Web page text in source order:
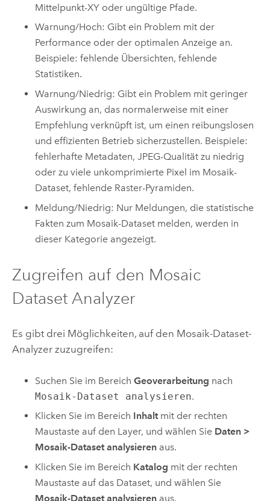
Mittelpunkt-XY oder ungültige Pfade.
Warnung/Hoch: Gibt ein Problem mit der
Performance oder der optimalen Anzeige an.
Beispiele: fehlende Übersichten, fehlende
Statistiken.
Warnung/Niedrig: Gibt ein Problem mit geringer
Auswirkung an, das normalerweise mit einer
Empfehlung verknüpft ist, um einen reibungslosen
und effizienten Betrieb sicherzustellen. Beispiele:
fehlerhafte Metadaten, JPEG-Qualität zu niedrig
oder zu viele unkomprimierte Pixel im Mosaik-
Dataset, fehlende Raster-Pyramiden.
Meldung/Niedrig: Nur Meldungen, die statistische
Fakten zum Mosaik-Dataset melden, werden in
dieser Kategorie angezeigt.
Zugreifen auf den Mosaic
Dataset Analyzer
Es gibt drei Möglichkeiten, auf den Mosaik-Dataset-
Analyzer zuzugreifen:
Suchen Sie im BereichGeoverarbeitung nach
Mosaik-Dataset analysieren.
Klicken Sie im Bereich Inhaltmit der rechten
Maustaste auf den Layer, und wählen Sie Daten >
Mosaik-Dataset analysieren aus.
Klicken Sie im Bereich Katalog mit der rechten
Maustaste auf das Dataset, und wählen Sie
Mosaik-Dataset analysieren aus.